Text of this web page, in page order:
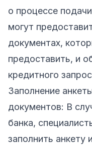
о процессе
могут
документах,
предоставить, и
кредитного
Заполнение
документов: В
банка,
заполнить